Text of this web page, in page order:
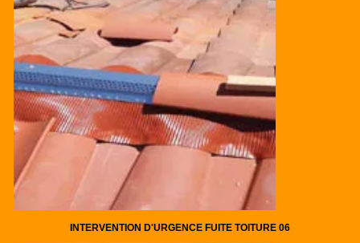
INTERVENTION D'URGENCE FUITE TOITURE 06